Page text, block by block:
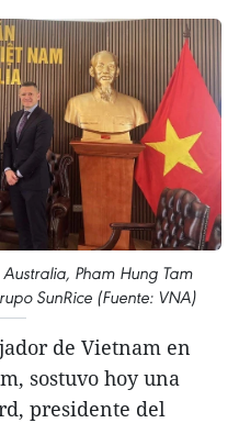
Pham Hung Tam
SunRice (Fuente: VNA)
de Vietnam en
sostuvo hoy una
presidente del